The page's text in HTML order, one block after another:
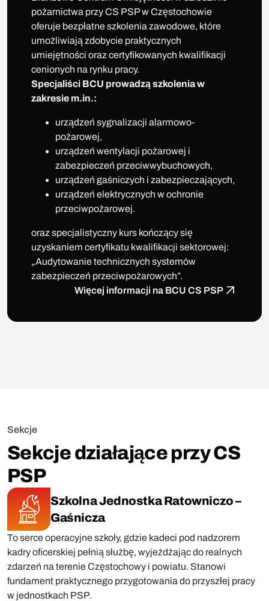
pożarnictwa przy CS PSP w Częstochowie
oferuje bezpłatne szkolenia zawodowe, które
umożliwiają zdobycie praktycznych
umiejętności oraz certyfikowanych kwalifikacji
cenionych na rynku pracy.
Specjaliści BCU prowadzą szkolenia w
zakresie m.in.:
urządzeń sygnalizacji alarmowo-
pożarowej,
urządzeń wentylacji pożarowej i
zabezpieczeń przeciwwybuchowych,
urządzeń gaśniczych i zabezpieczających,
urządzeń elektrycznych w ochronie
przeciwpożarowej.
oraz specjalistyczny kurs kończący się
uzyskaniem certyfikatu kwalifikacji sektorowej:
„Audytowanie technicznych systemów
zabezpieczeń przeciwpożarowych”.
Więcej informacji na BCU CS PSP
Sekcje
Sekcje działające przy CS
PSP
Szkolna Jednostka Ratowniczo –
Gaśnicza
To serce operacyjne szkoły, gdzie kadeci pod nadzorem
kadry oficerskiej pełnią służbę, wyjeżdżając do realnych
zdarzeń na terenie Częstochowy i powiatu. Stanowi
fundament praktycznego przygotowania do przyszłej pracy
w jednostkach PSP.